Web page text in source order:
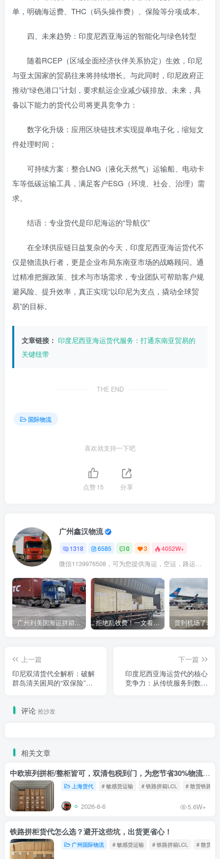
单，明确海运费、THC（码头操作费）、保险等分项成本。
四、未来趋势：印度尼西亚海运的智能化与绿色转型
随着RCEP（区域全面经济伙伴关系协定）生效，印尼
与亚太国家的贸易往来将持续增长。与此同时，印尼政府正
推动“绿色港口”计划，要求航运企业减少碳排放。未来，具
备以下能力的货代公司将更具竞争力：
数字化升级：应用区块链技术实现提单电子化，缩短文
件处理时间；
可持续方案：整合LNG（液化天然气）运输船、电动卡
车等低碳运输工具，满足客户ESG（环境、社会、治理）需
求。
结语：专业货代是印尼海运的“导航仪”
在全球供应链日益复杂的今天，印度尼西亚海运货代不
仅是物流执行者，更是企业布局东南亚市场的战略顾问。通
过精准把握政策、技术与市场需求，专业团队可帮助客户规
避风险、提升效率，真正实现“以印尼为支点，撬动全球贸
易”的目标。
文章链接： 印度尼西亚海运货代服务：打通东南亚贸易的
关键纽带
THE END
国际物流
喜欢就支持一下吧
点赞15 分享
广州鑫汉物流
1318 6585 0 3 4052W+
微信1139976508，可为您提供海运，空运，路运，铁路运输
广州到美国海运拼箱多少钱？2024年最新运费构成+隐藏费用避坑指南 拒绝乱收费！一文看懂中国货代计费套路，教你避开所有隐形坑
上一篇
印尼双清货代全解析：破解
群岛清关困局的“双保险”策
下一篇
印度尼西亚海运货代的核心
竞争力：从传统服务到数字
评论 抢沙发
相关文章
中欧班列拼柜/整柜皆可，双清包税到门，为您节省30%物流成本！
上海货代 # 敏感货运输 # 铁路拼箱LCL # 散货铁路
2026-8-6 5.6W+
铁路拼柜货代怎么选？避开这些坑，出货更省心！
广州国际物流 # 敏感货运输 # 铁路拼箱LCL # 散货铁